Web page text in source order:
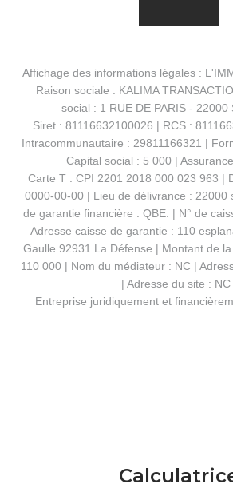
Affichage des informations légales :
Raison sociale : KALIMA
social : 1 RUE DE PARIS - 22000
Siret : 81116632100026 | RCS :
Intracommunautaire : 29811166321 |
Capital social : 5 000 |
Carte T : CPI 2201 2018 000 023 963 |
0000-00-00 | Lieu de délivrance : 22000
de garantie financière : QBE. | N° de
Adresse caisse de garantie : 110
Gaulle 92931 La Défense | Montant de
110 000 | Nom du médiateur : NC |
| Adresse du site : NC
Entreprise juridiquement et